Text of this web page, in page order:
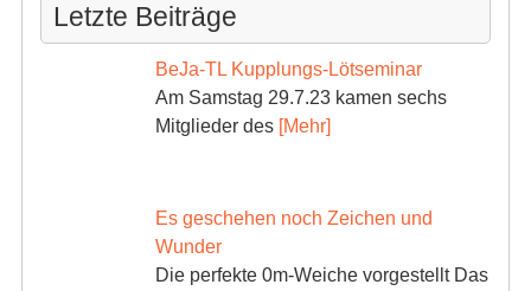
Letzte Beiträge
BeJa-TL Kupplungs-Lötseminar
Am Samstag 29.7.23 kamen sechs
Mitglieder des [Mehr]
Es geschehen noch Zeichen und
Wunder
Die perfekte 0m-Weiche vorgestellt Das